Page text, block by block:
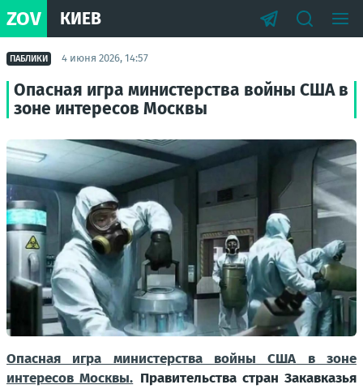
ZOV КИЕВ
ПАБЛИКИ 4 июня 2026, 14:57
Опасная игра министерства войны США в
зоне интересов Москвы
Опасная игра министерства войны США в зоне
интересов Москвы. Правительства стран Закавказья